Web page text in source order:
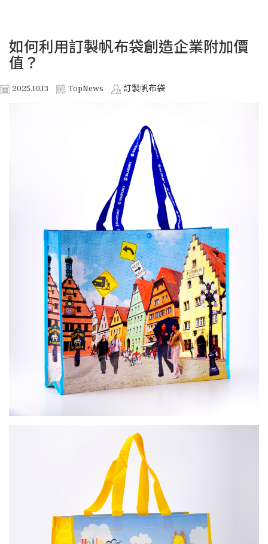
如何利用訂製帆布袋創造企業附加價
值？
2025.10.13 TopNews 訂製帆布袋